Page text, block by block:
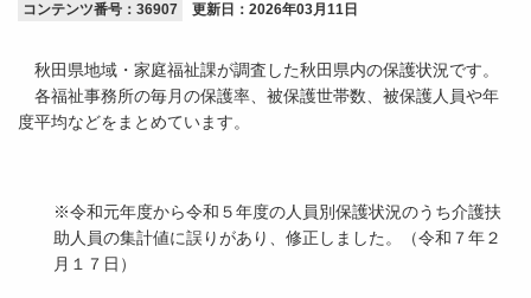
コンテンツ番号：36907 更新日： 2026年03月11日
秋田県地域・家庭福祉課が調査した秋田県内の保護状況です。
各福祉事務所の毎月の保護率、被保護世帯数、被保護人員や年
度平均などをまとめています。
※令和元年度から令和５年度の人員別保護状況のうち介護扶
助人員の集計値に誤りがあり、修正しました。（令和７年２
月１７日）